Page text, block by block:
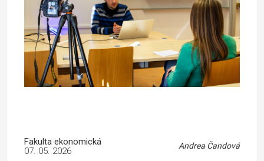
Fakulta ekonomická Andrea Čandová
07. 05. 2026